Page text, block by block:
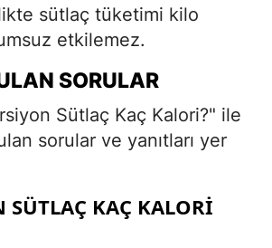
sütlaç tüketimi kilo
etkilemez.
SORULAR
Sütlaç Kaç Kalori?" ile
sorular ve yanıtları yer
SÜTLAÇ KAÇ KALORI